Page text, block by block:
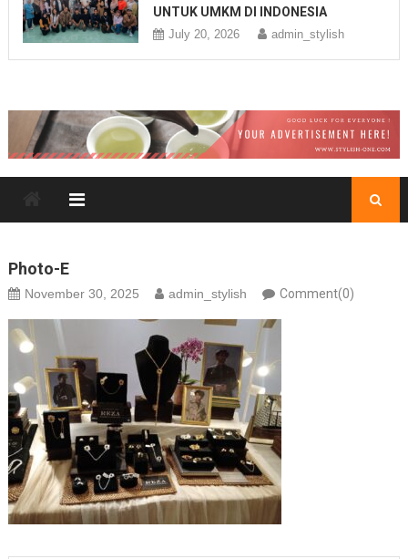
UNTUK UMKM DI INDONESIA
July 20, 2026 admin_stylish
Photo-E
November 30, 2025 admin_stylish Comment(0)